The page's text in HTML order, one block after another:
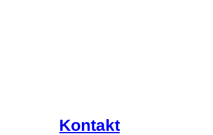
Kontakt